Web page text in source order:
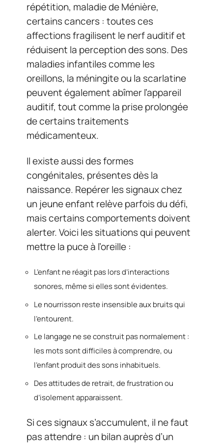
répétition, maladie de Ménière,
certains cancers : toutes ces
affections fragilisent le nerf auditif et
réduisent la perception des sons. Des
maladies infantiles comme les
oreillons, la méningite ou la scarlatine
peuvent également abîmer l’appareil
auditif, tout comme la prise prolongée
de certains traitements
médicamenteux.
Il existe aussi des formes
congénitales, présentes dès la
naissance. Repérer les signaux chez
un jeune enfant relève parfois du défi,
mais certains comportements doivent
alerter. Voici les situations qui peuvent
mettre la puce à l’oreille :
L’enfant ne réagit pas lors d’interactions
sonores, même si elles sont évidentes.
Le nourrisson reste insensible aux bruits qui
l’entourent.
Le langage ne se construit pas normalement :
les mots sont difficiles à comprendre, ou
l’enfant produit des sons inhabituels.
Des attitudes de retrait, de frustration ou
d’isolement apparaissent.
Si ces signaux s’accumulent, il ne faut
pas attendre : un bilan auprès d’un